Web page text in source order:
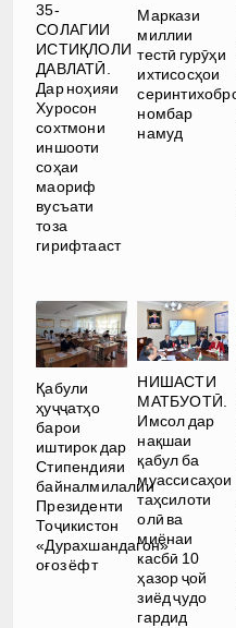
35-
СОЛАГИИ
ИСТИҚЛОЛИ
ДАВЛАТӢ.
Дар ноҳияи
Хуросон
сохтмони
иншооти
соҳаи
маориф
вусъати
тоза
гирифтааст
Маркази
миллии
тестӣ гурӯҳи
ихтисосҳои
номбар
намуд
Қабули
ҳуҷҷатҳо
барои
иштирок дар
Стипендияи
байналмилалии
Президенти
Тоҷикистон
«Дурахшандагон»
оғоз ёфт
НИШАСТИ
МАТБУОТӢ.
Имсол дар
нақшаи
қабул ба
муассисаҳои
таҳсилоти
олӣ ва
миёнаи
касбӣ 10
ҳазор ҷой
зиёд ҷудо
гардид